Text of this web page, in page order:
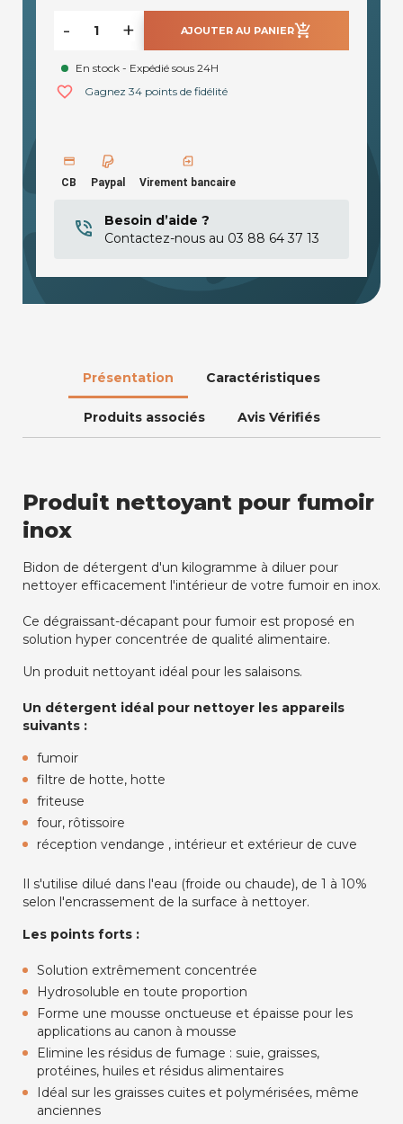
- + AJOUTER AU PANIERadd_shopping_cart
En stock - Expédié sous 24H
favorite_border Gagnez 34 points de fidélité
CB Paypal Virement bancaire
Besoin d’aide ?
Contactez-nous au 03 88 64 37 13
Présentation Caractéristiques
Produits associés Avis Vérifiés
Produit nettoyant pour fumoir
inox
Bidon de détergent d'un kilogramme à diluer pour
nettoyer efficacement l'intérieur de votre fumoir en inox.
Ce dégraissant-décapant pour fumoir est proposé en
solution hyper concentrée de qualité alimentaire.
Un produit nettoyant idéal pour les salaisons.
Un détergent idéal pour nettoyer les appareils
suivants :
fumoir
filtre de hotte, hotte
friteuse
four, rôtissoire
réception vendange , intérieur et extérieur de cuve
Il s'utilise dilué dans l'eau (froide ou chaude), de 1 à 10%
selon l'encrassement de la surface à nettoyer.
Les points forts :
Solution extrêmement concentrée
Hydrosoluble en toute proportion
Forme une mousse onctueuse et épaisse pour les
applications au canon à mousse
Elimine les résidus de fumage : suie, graisses,
protéines, huiles et résidus alimentaires
Idéal sur les graisses cuites et polymérisées, même
anciennes